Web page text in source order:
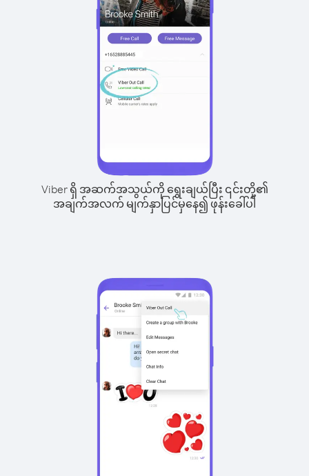
Viber ရှိ အဆက်အသွယ်ကို ရွေးချယ်ပြီး ၎င်းတို့၏
အချက်အလက် မျက်နှာပြင်မှနေ၍ ဖုန်းခေါ်ပါ